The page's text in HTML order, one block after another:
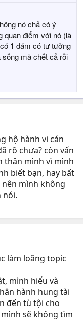
nó chả có ý
quan điểm với nó (là
1 đám có tư tưởng
sống mà chết cả rồi
hộ hành vi cán
rõ chưa? còn vấn
thân mình vì mình
biết bạn, hay bất
mình không
nói.
làm loãng topic
mình hiểu và
hành hung tài
đến tù tội cho
sẽ không tìm